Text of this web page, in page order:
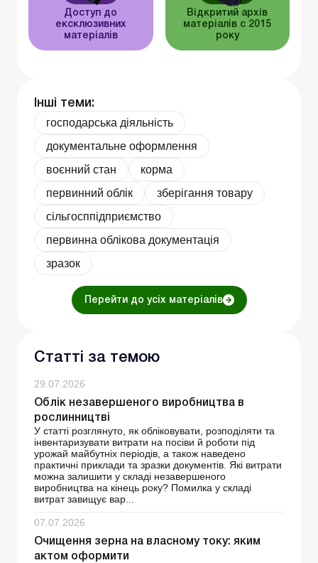
Доступ до
ексклюзивних
матеріалів
Відкритий архів
матеріалів c 2015
року
Інші теми:
господарська діяльність
документальне оформлення
воєнний стан
корма
первинний облік
зберігання товару
сільгосппідприємство
первинна облікова документація
зразок
Перейти до усіх матеріалів
Статті за темою
29.07.2026
Облік незавершеного виробництва в
рослинництві
У статті розглянуто, як обліковувати, розподіляти та
інвентаризувати витрати на посіви й роботи під
урожай майбутніх періодів, а також наведено
практичні приклади та зразки документів. Які витрати
можна залишити у складі незавершеного
виробництва на кінець року? Помилка у складі
витрат завищує вар...
07.07.2026
Очищення зерна на власному току: яким
актом оформити